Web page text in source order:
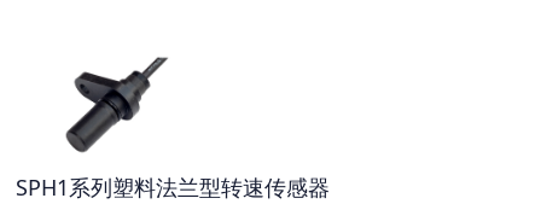
SPH1系列塑料法兰型转速传感器